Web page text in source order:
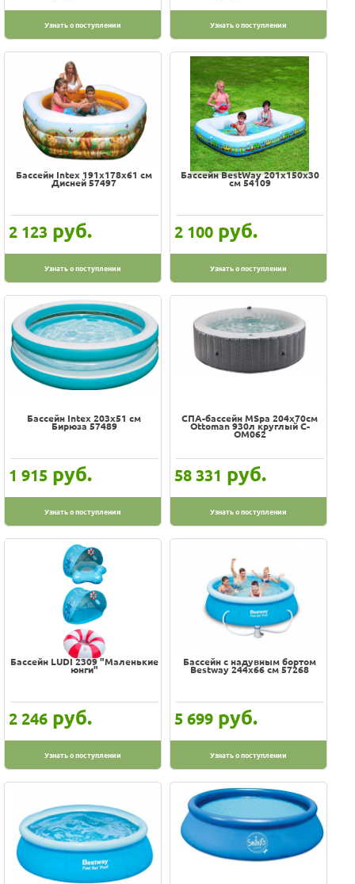
Узнать о поступлении Узнать о поступлении
Бассейн Intex 191х178х61 см
Дисней 57497
2 123 руб.
Узнать о поступлении
Бассейн BestWay 201х150х30
см 54109
2 100 руб.
Узнать о поступлении
Бассейн Intex 203х51 см
Бирюза 57489
1 915 руб.
Узнать о поступлении
СПА-бассейн MSpa 204х70см
Ottoman 930л круглый C-
OM062
58 331 руб.
Узнать о поступлении
Бассейн LUDI 2309 "Маленькие
юнги"
2 246 руб.
Узнать о поступлении
Бассейн с надувным бортом
Bestway 244х66 см 57268
5 699 руб.
Узнать о поступлении